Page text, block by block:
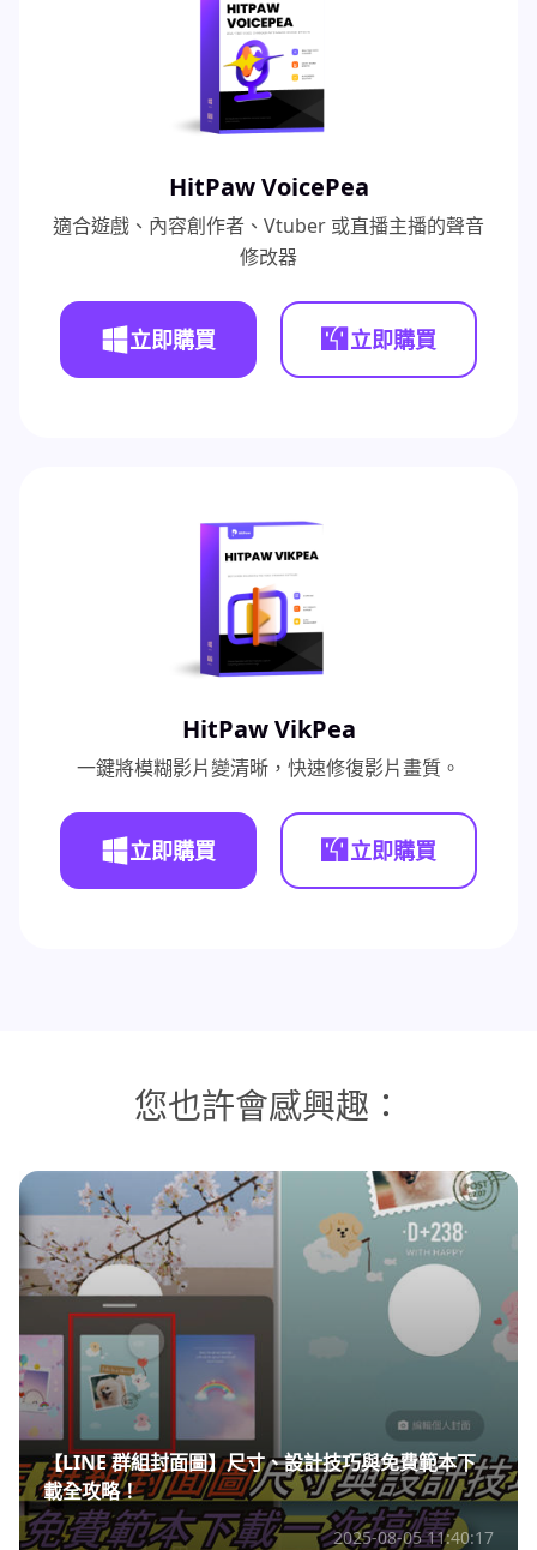
HitPaw VoicePea
適合遊戲、內容創作者、Vtuber 或直播主播的聲音
修改器
立即購買 立即購買
HitPaw VikPea
一鍵將模糊影片變清晰，快速修復影片畫質。
立即購買 立即購買
您也許會感興趣：
【LINE 群組封面圖】尺寸、設計技巧與免費範本下
載全攻略！
2025-08-05 11:40:17